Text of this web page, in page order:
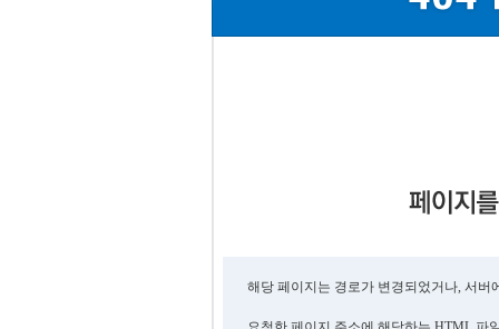
해당 페이지는 경로가 변경되었거나, 서